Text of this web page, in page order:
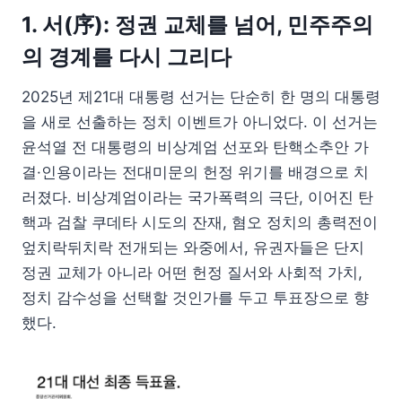
1. 서(序): 정권 교체를 넘어, 민주주의
의 경계를 다시 그리다
2025년 제21대 대통령 선거는 단순히 한 명의 대통령
을 새로 선출하는 정치 이벤트가 아니었다. 이 선거는
윤석열 전 대통령의 비상계엄 선포와 탄핵소추안 가
결·인용이라는 전대미문의 헌정 위기를 배경으로 치
러졌다. 비상계엄이라는 국가폭력의 극단, 이어진 탄
핵과 검찰 쿠데타 시도의 잔재, 혐오 정치의 총력전이
엎치락뒤치락 전개되는 와중에서, 유권자들은 단지
정권 교체가 아니라 어떤 헌정 질서와 사회적 가치,
정치 감수성을 선택할 것인가를 두고 투표장으로 향
했다.